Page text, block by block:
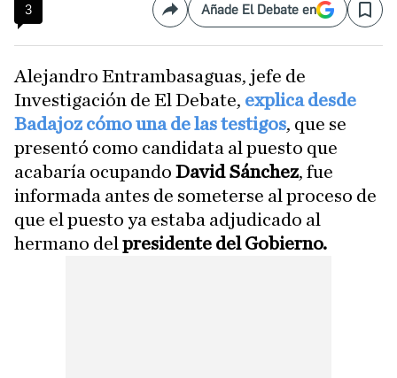
3 CompartirAñade El Debate en Save
Alejandro Entrambasaguas, jefe de
Investigación de El Debate, explica desde
Badajoz cómo una de las testigos, que se
presentó como candidata al puesto que
acabaría ocupando David Sánchez, fue
informada antes de someterse al proceso de
que el puesto ya estaba adjudicado al
hermano del presidente del Gobierno.